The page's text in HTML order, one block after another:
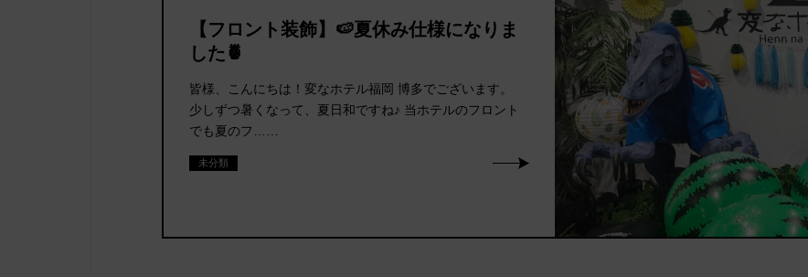
【フロント装飾】🍉夏休み仕様になりま
した🍍
皆様、こんにちは！変なホテル福岡 博多でございます。
少しずつ暑くなって、夏日和ですね♪ 当ホテルのフロント
でも夏のフ……
未分類